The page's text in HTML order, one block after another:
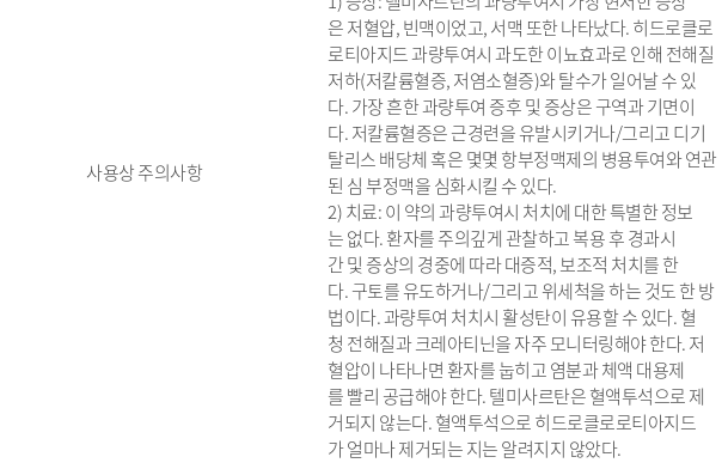
사용상 주의사항
은 저혈압, 빈맥이었고, 서맥 또한 나타났다. 히드로클로
로티아지드 과량투여시 과도한 이뇨효과로 인해 전해질
저하(저칼륨혈증, 저염소혈증)와 탈수가 일어날 수 있
다. 가장 흔한 과량투여 증후 및 증상은 구역과 기면이
다. 저칼륨혈증은 근경련을 유발시키거나/그리고 디기
탈리스 배당체 혹은 몇몇 항부정맥제의 병용투여와 연관
된 심 부정맥을 심화시킬 수 있다.
2) 치료: 이 약의 과량투여시 처치에 대한 특별한 정보
는 없다. 환자를 주의깊게 관찰하고 복용 후 경과시
간 및 증상의 경중에 따라 대증적, 보조적 처치를 한
다. 구토를 유도하거나/그리고 위세척을 하는 것도 한 방
법이다. 과량투여 처치시 활성탄이 유용할 수 있다. 혈
청 전해질과 크레아티닌을 자주 모니터링해야 한다. 저
혈압이 나타나면 환자를 눕히고 염분과 체액 대용제
를 빨리 공급해야 한다. 텔미사르탄은 혈액투석으로 제
거되지 않는다. 혈액투석으로 히드로클로로티아지드
가 얼마나 제거되는 지는 알려지지 않았다.